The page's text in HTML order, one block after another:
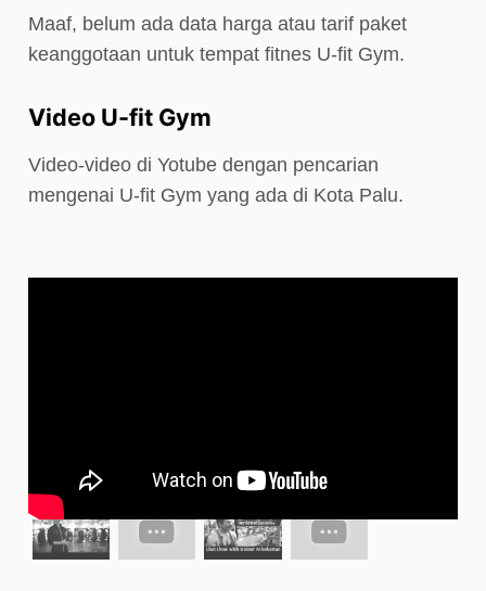
Maaf, belum ada data harga atau tarif paket
keanggotaan untuk tempat fitnes U-fit Gym.
Video U-fit Gym
Video-video di Yotube dengan pencarian
mengenai U-fit Gym yang ada di Kota Palu.